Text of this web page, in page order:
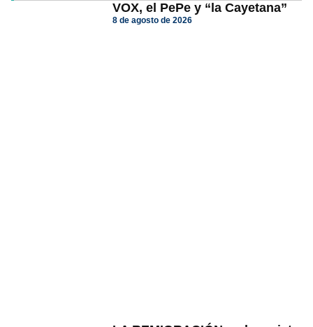
VOX, el PePe y “la Cayetana”
8 de agosto de 2026